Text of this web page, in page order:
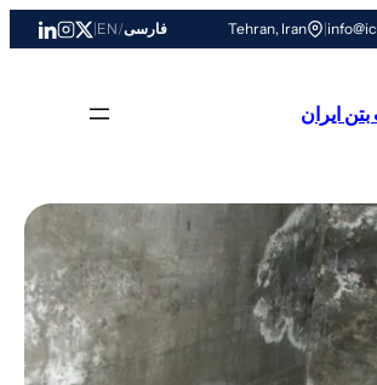
|
Tehran, Iran فارسی/
EN
|
ایران